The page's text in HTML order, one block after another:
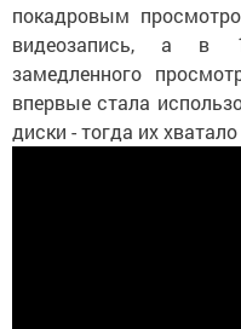
покадровым
видеозапись, а в
замедленного
впервые стала
диски - тогда их